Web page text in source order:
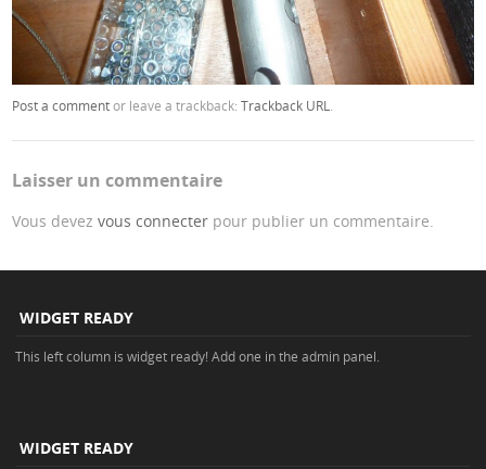
Post a commentor leave a trackback:Trackback URL
Laisser un commentaire
Vous devezvous connecter pour publier un commentaire.
WIDGET READY
This left column is widget ready! Add one in the admin panel.
WIDGET READY